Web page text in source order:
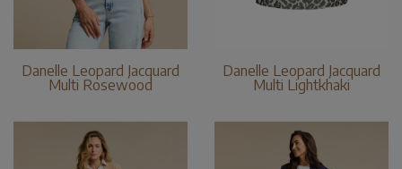
Danelle Leopard Jacquard
Multi Rosewood
Danelle Leopard Jacquard
Multi Lightkhaki